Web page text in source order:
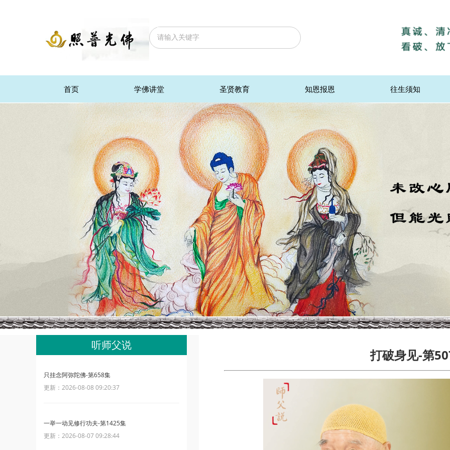
首页 学佛讲堂 圣贤教育 知恩报恩 往生须知
听师父说
只挂念阿弥陀佛-第658集
更新：2026-08-08 09:20:37
一举一动见修行功夫-第1425集
更新：2026-08-07 09:28:44
打破身见-第